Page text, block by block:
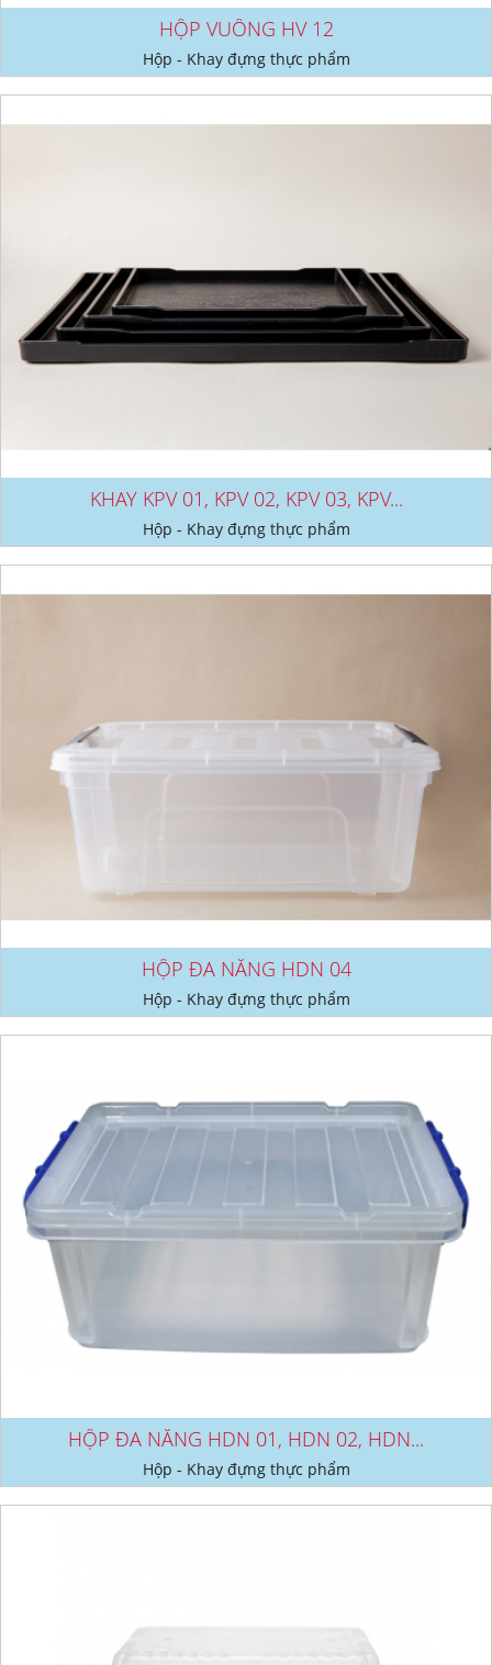
HỘP VUÔNG HV 12
Hộp - Khay đựng thực phẩm
KHAY KPV 01, KPV 02, KPV 03, KPV...
Hộp - Khay đựng thực phẩm
HỘP ĐA NĂNG HDN 04
Hộp - Khay đựng thực phẩm
HỘP ĐA NĂNG HDN 01, HDN 02, HDN...
Hộp - Khay đựng thực phẩm